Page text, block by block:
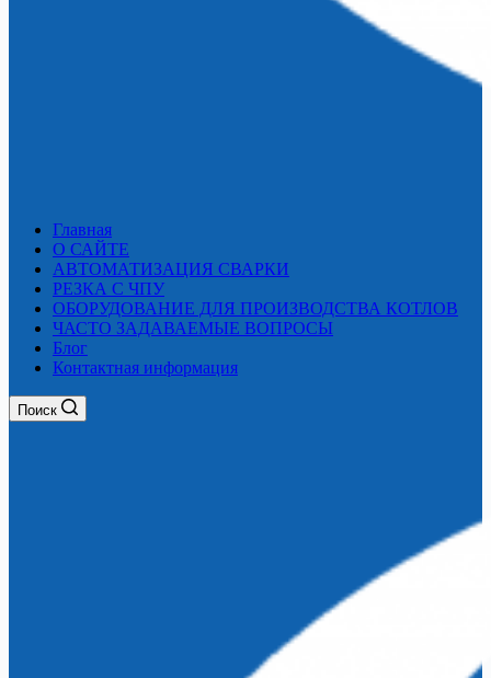
Главная
О САЙТЕ
АВТОМАТИЗАЦИЯ СВАРКИ
РЕЗКА С ЧПУ
ОБОРУДОВАНИЕ ДЛЯ ПРОИЗВОДСТВА КОТЛОВ
ЧАСТО ЗАДАВАЕМЫЕ ВОПРОСЫ
Блог
Контактная информация
Поиск